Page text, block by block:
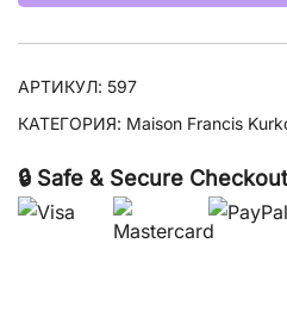
АРТИКУЛ: 597
КАТЕГОРИЯ: Maison Francis
🔒 Safe & Secure Checkout